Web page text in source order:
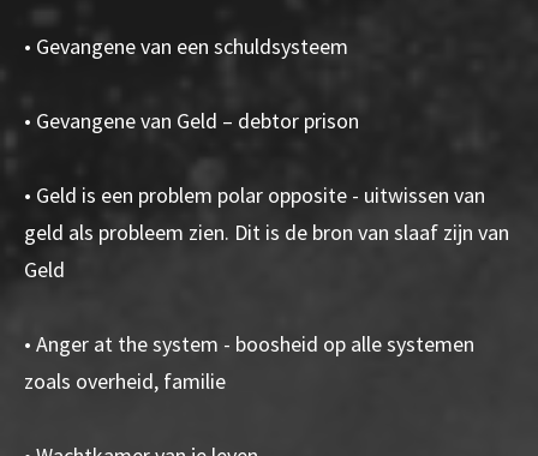
• Gevangene van een schuldsysteem
• Gevangene van Geld – debtor prison
• Geld is een problem polar opposite - uitwissen van
geld als probleem zien. Dit is de bron van slaaf zijn van
Geld
• Anger at the system - boosheid op alle systemen
zoals overheid, familie